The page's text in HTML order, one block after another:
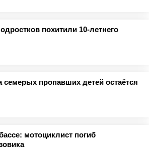
похитили 10-летнего
семерых пропавших детей остаётся
мотоциклист погиб